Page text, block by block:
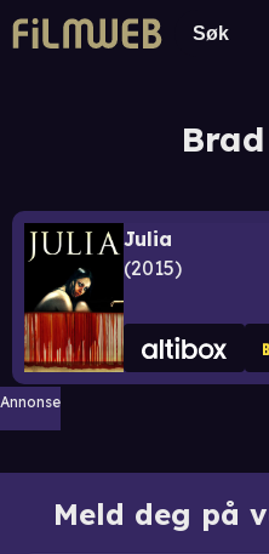
Julia
2015
Annonse
Meld deg på